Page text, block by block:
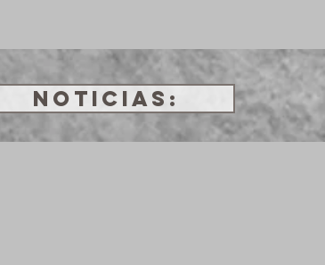
NOTICIAS: